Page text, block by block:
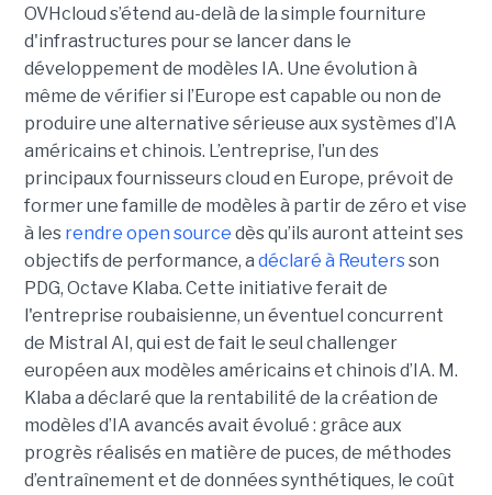
OVHcloud s’étend au-delà de la simple fourniture
d'infrastructures pour se lancer dans le
développement de modèles IA. Une évolution à
même de vérifier si l’Europe est capable ou non de
produire une alternative sérieuse aux systèmes d’IA
américains et chinois. L’entreprise, l’un des
principaux fournisseurs cloud en Europe, prévoit de
former une famille de modèles à partir de zéro et vise
à les rendre open source dès qu’ils auront atteint ses
objectifs de performance, a déclaré à Reutersson
PDG, Octave Klaba. Cette initiative ferait de
l'entreprise roubaisienne, un éventuel concurrent
de Mistral AI, qui est de fait le seul challenger
européen aux modèles américains et chinois d’IA. M.
Klaba a déclaré que la rentabilité de la création de
modèles d’IA avancés avait évolué : grâce aux
progrès réalisés en matière de puces, de méthodes
d’entraînement et de données synthétiques, le coût